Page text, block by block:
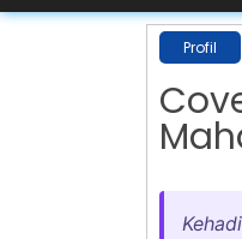
Profil